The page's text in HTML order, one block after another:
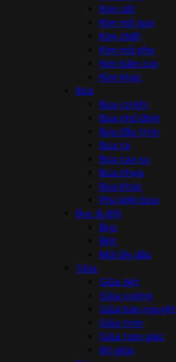
Kìm cắt
Kìm mỏ quạ
Kìm chết
Kìm mở phe
Kìm bấm cos
Kìm khác
Búa
Búa cơ khí
Búa nhổ đinh
Búa đầu tròn
Búa tạ
Búa cao su
Búa nhựa
Búa khác
Phụ kiện búa
Đục & đột
Đục
Đột
Mũi lấy dấu
Giũa
Giũa dẹt
Giũa vuông
Giũa bán nguyệt
Giũa tròn
Giũa tam giác
Bộ giũa